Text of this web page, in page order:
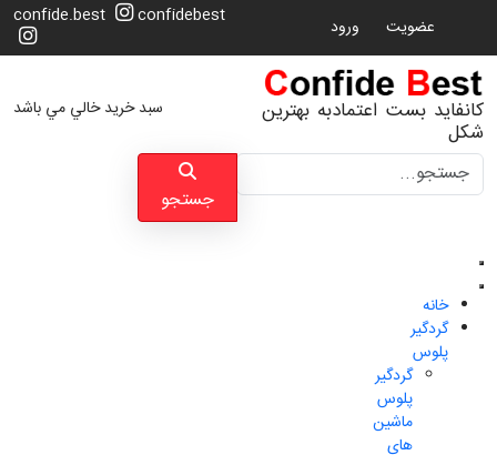
عضویت ورود confide.best confidebest
کانفاید بست اعتمادبه بهترین
شکل
جستجو
جستجو
سبد خرید خالي مي باشد
خانه
گردگیر
پلوس
گردگیر
پلوس
ماشین
های